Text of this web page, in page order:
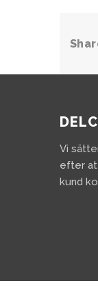
Vi
efter
kund